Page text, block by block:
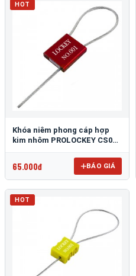
HOT
Khóa niêm phong cáp hợp
kim nhôm PROLOCKEY CS01-
65.000đ BÁO GIÁ
HOT